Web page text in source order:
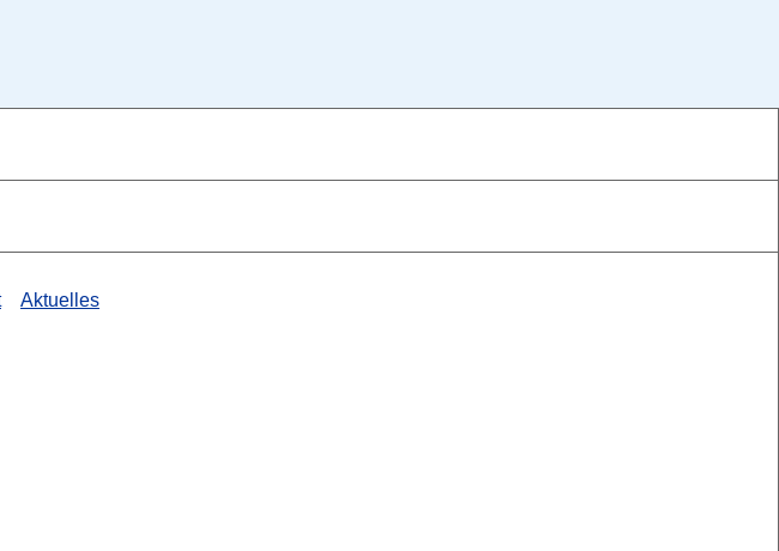
Aktuelles